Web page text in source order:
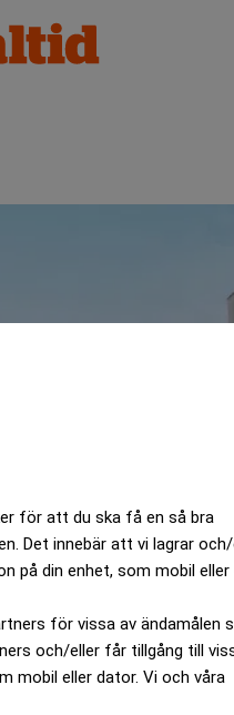
för att du ska få en så bra
Det innebär att vi lagrar
på din enhet, som mobil eller
för vissa av ändamålen
och/eller får tillgång till
mobil eller dator. Vi och våra